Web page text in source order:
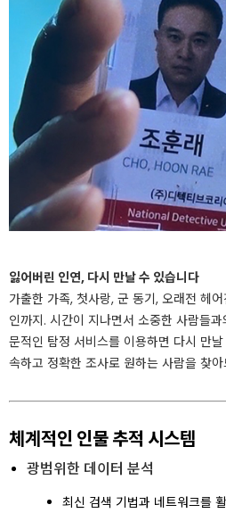
잃어버린 인연, 다시 만날 수 있습니다
가출한 가족, 첫사랑, 군 동기, 오래전 헤
인까지. 시간이 지나면서 소중한 사람들
문적인 탐정 서비스를 이용하면 다시 만
속하고 정확한 조사로 원하는 사람을 찾아
체계적인 인물 추적 시스템
광범위한 데이터 분석
최신 검색 기법과 네트워크를